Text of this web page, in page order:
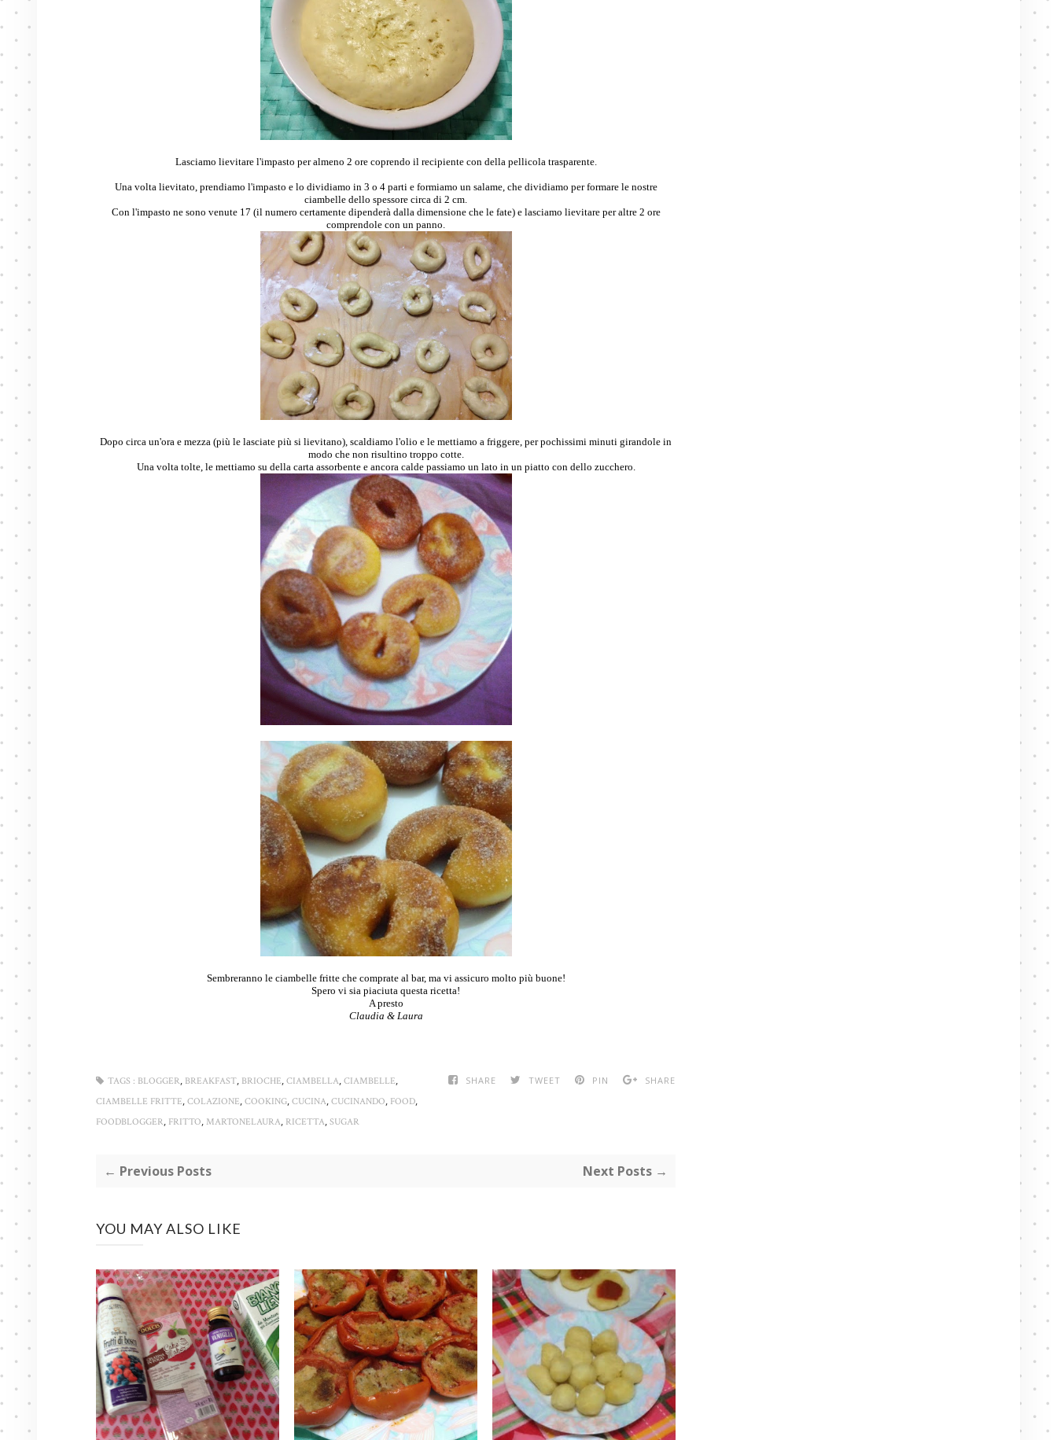
Lasciamo lievitare l'impasto per almeno 2 ore coprendo il recipiente con della pellicola trasparente.
Una volta lievitato, prendiamo l'impasto e lo dividiamo in 3 o 4 parti e formiamo un salame, che dividiamo per formare le nostre
ciambelle dello spessore circa di 2 cm.
Con l'impasto ne sono venute 17 (il numero certamente dipenderà dalla dimensione che le fate) e lasciamo lievitare per altre 2 ore
comprendole con un panno.
Dopo circa un'ora e mezza (più le lasciate più si lievitano), scaldiamo l'olio e le mettiamo a friggere, per pochissimi minuti girandole in
modo che non risultino troppo cotte.
Una volta tolte, le mettiamo su della carta assorbente e ancora calde passiamo un lato in un piatto con dello zucchero.
Sembreranno le ciambelle fritte che comprate al bar, ma vi assicuro molto più buone!
Spero vi sia piaciuta questa ricetta!
A presto
Claudia & Laura
SHARE TWEET PIN SHARE
TAGS : BLOGGER, BREAKFAST, BRIOCHE, CIAMBELLA, CIAMBELLE,
CIAMBELLE FRITTE, COLAZIONE, COOKING, CUCINA, CUCINANDO, FOOD,
FOODBLOGGER, FRITTO, MARTONELAURA, RICETTA, SUGAR
← Previous Posts Next Posts →
YOU MAY ALSO LIKE